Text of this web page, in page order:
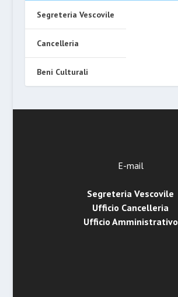
Segreteria Vescovile
Cancelleria
Beni Culturali
E-mail
Segreteria Vescovile
Ufficio Cancelleria
Ufficio Amministrativo